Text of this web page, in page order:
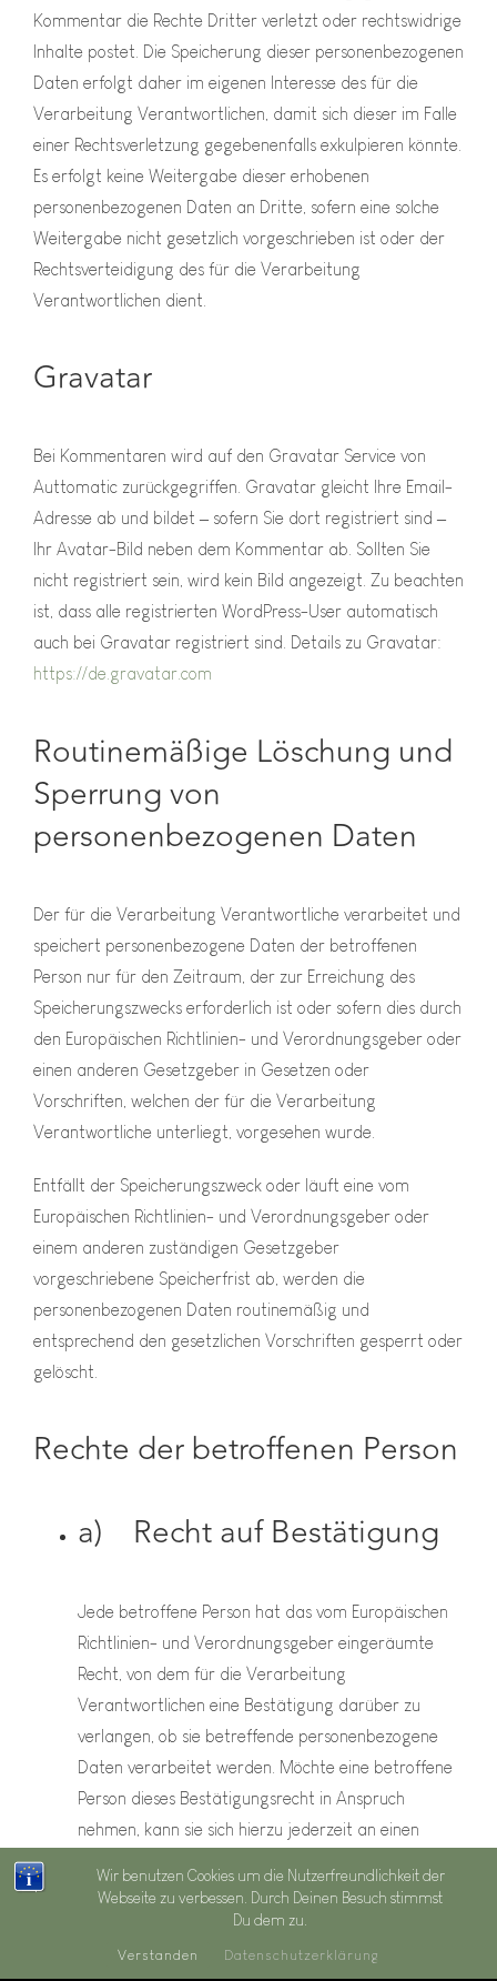
Wir benutzen Cookies um die Nutzerfreundlichkeit der
Webseite zu verbessen. Durch Deinen Besuch stimmst
Du dem zu.
Verstanden Datenschutzerklärung
Kommentar die Rechte Dritter verletzt oder rechtswidrige
Inhalte postet. Die Speicherung dieser personenbezogenen
Daten erfolgt daher im eigenen Interesse des für die
Verarbeitung Verantwortlichen, damit sich dieser im Falle
einer Rechtsverletzung gegebenenfalls exkulpieren könnte.
Es erfolgt keine Weitergabe dieser erhobenen
personenbezogenen Daten an Dritte, sofern eine solche
Weitergabe nicht gesetzlich vorgeschrieben ist oder der
Rechtsverteidigung des für die Verarbeitung
Verantwortlichen dient.
Gravatar
Bei Kommentaren wird auf den Gravatar Service von
Auttomatic zurückgegriffen. Gravatar gleicht Ihre Email-
Adresse ab und bildet – sofern Sie dort registriert sind –
Ihr Avatar-Bild neben dem Kommentar ab. Sollten Sie
nicht registriert sein, wird kein Bild angezeigt. Zu beachten
ist, dass alle registrierten WordPress-User automatisch
auch bei Gravatar registriert sind. Details zu Gravatar:
https://de.gravatar.com
Routinemäßige Löschung und
Sperrung von
personenbezogenen Daten
Der für die Verarbeitung Verantwortliche verarbeitet und
speichert personenbezogene Daten der betroffenen
Person nur für den Zeitraum, der zur Erreichung des
Speicherungszwecks erforderlich ist oder sofern dies durch
den Europäischen Richtlinien- und Verordnungsgeber oder
einen anderen Gesetzgeber in Gesetzen oder
Vorschriften, welchen der für die Verarbeitung
Verantwortliche unterliegt, vorgesehen wurde.
Entfällt der Speicherungszweck oder läuft eine vom
Europäischen Richtlinien- und Verordnungsgeber oder
einem anderen zuständigen Gesetzgeber
vorgeschriebene Speicherfrist ab, werden die
personenbezogenen Daten routinemäßig und
entsprechend den gesetzlichen Vorschriften gesperrt oder
gelöscht.
Rechte der betroffenen Person
a) Recht auf Bestätigung
Jede betroffene Person hat das vom Europäischen
Richtlinien- und Verordnungsgeber eingeräumte
Recht, von dem für die Verarbeitung
Verantwortlichen eine Bestätigung darüber zu
verlangen, ob sie betreffende personenbezogene
Daten verarbeitet werden. Möchte eine betroffene
Person dieses Bestätigungsrecht in Anspruch
nehmen, kann sie sich hierzu jederzeit an einen
Verantwortlichen wenden.
b) Recht auf Auskunft